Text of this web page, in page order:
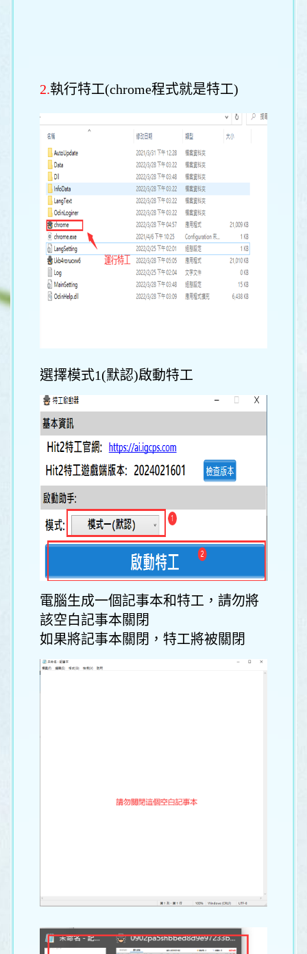
2.執行特工(chrome程式就是特工)
選擇模式1(默認)啟動特工
電腦生成一個記事本和特工，請勿將
該空白記事本關閉
如果將記事本關閉，特工將被關閉